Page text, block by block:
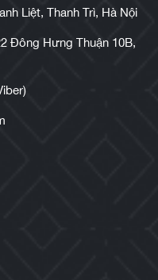
Liệt, Thanh Trì, Hà Nội
Đông Hưng Thuận 10B,